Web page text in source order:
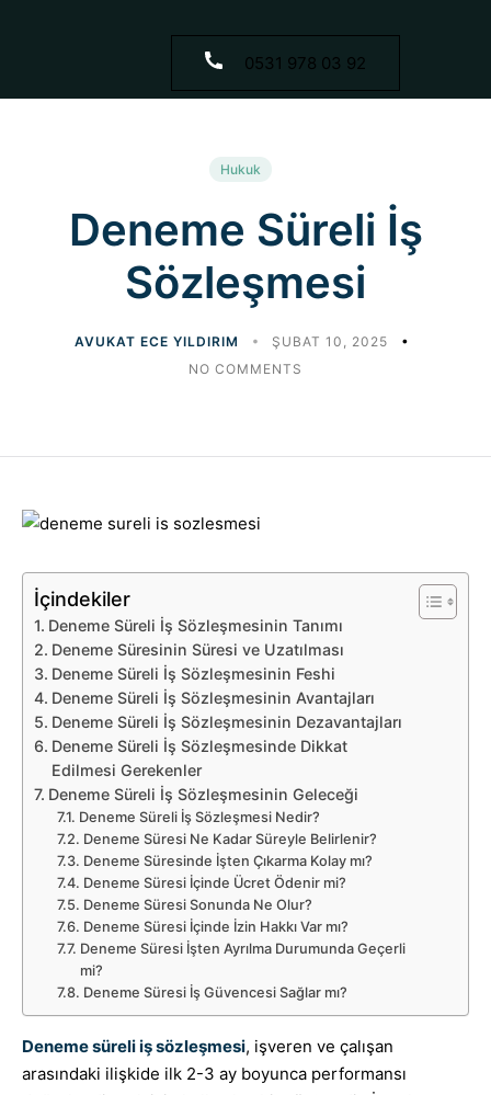
0531 978 03 92
Hukuk
Deneme Süreli İş
Sözleşmesi
AVUKAT ECE YILDIRIM
ŞUBAT 10, 2025
NO COMMENTS
İçindekiler
Deneme Süreli İş Sözleşmesinin Tanımı
Deneme Süresinin Süresi ve Uzatılması
Deneme Süreli İş Sözleşmesinin Feshi
Deneme Süreli İş Sözleşmesinin Avantajları
Deneme Süreli İş Sözleşmesinin Dezavantajları
Deneme Süreli İş Sözleşmesinde Dikkat
Edilmesi Gerekenler
Deneme Süreli İş Sözleşmesinin Geleceği
Deneme Süreli İş Sözleşmesi Nedir?
Deneme Süresi Ne Kadar Süreyle Belirlenir?
Deneme Süresinde İşten Çıkarma Kolay mı?
Deneme Süresi İçinde Ücret Ödenir mi?
Deneme Süresi Sonunda Ne Olur?
Deneme Süresi İçinde İzin Hakkı Var mı?
Deneme Süresi İşten Ayrılma Durumunda Geçerli
mi?
Deneme Süresi İş Güvencesi Sağlar mı?
Deneme süreli iş sözleşmesi, işveren ve çalışan
arasındaki ilişkide ilk 2-3 ay boyunca performansı